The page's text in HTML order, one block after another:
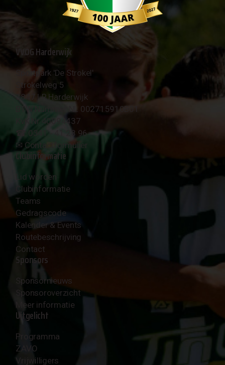
VVOG Harderwijk
Sportpark 'De Strokel'
Strokelweg 5
3847 LR Harderwijk
BTW Nummer NL 002715910B01
KvK Nr 40094437
☎︎ 0341 - 41 28 96
✉︎ Contactformulier
Clubinformatie
Lid worden
Clubinformatie
Teams
Gedragscode
Kalender & Events
Routebeschrijving
Contact
Sponsors
Sponsornieuws
Sponsoroverzicht
Meer informatie
Uitgelicht
Programma
ZAVO
Vrijwilligers